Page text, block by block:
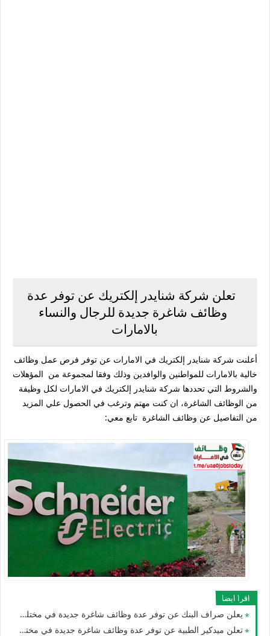
تعلن شركة شنايدر إلكتريك عن توفر عدة
وظائف شاغرة جديدة للرجال والنساء
بالامارات
أعلنت شركة شنايدر إلكتريك في الامارات عن توفر فرص عمل وظائف
خالية بالامارات للمواطنين والوافدين وذلك وفقا لمجموعة من المؤهلات
والشروط التي تحددها شركة شنايدر إلكتريك في الامارات لكل وظيفة
من الوظائف الشاغرة، ان كنت مهتم وترغب في الحصول علي المزيد
من التفاصيل عن وظائف الشاغرة تابع معي:
اقرا ايضا
يعلن صراف البنك عن توفر عدة وظائف شاغرة جديدة في مختلف التخصصات للوافدين والمقيمين في الامارات
تعلن ميدكير الطبية عن توفر عدة وظائف شاغرة جديدة في مختلف التخصصات للجنسيين برواتب تصل 10،000 في الامارات لعام 2026